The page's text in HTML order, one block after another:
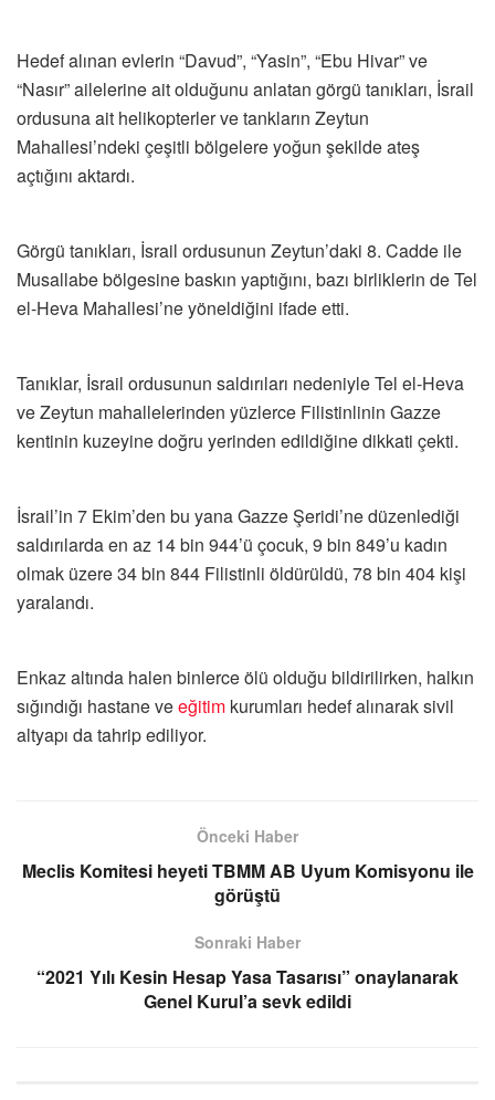
Hedef alınan evlerin “Davud”, “Yasin”, “Ebu Hivar” ve
“Nasır” ailelerine ait olduğunu anlatan görgü tanıkları, İsrail
ordusuna ait helikopterler ve tankların Zeytun
Mahallesi’ndeki çeşitli bölgelere yoğun şekilde ateş
açtığını aktardı.
Görgü tanıkları, İsrail ordusunun Zeytun’daki 8. Cadde ile
Musallabe bölgesine baskın yaptığını, bazı birliklerin de Tel
el-Heva Mahallesi’ne yöneldiğini ifade etti.
Tanıklar, İsrail ordusunun saldırıları nedeniyle Tel el-Heva
ve Zeytun mahallelerinden yüzlerce Filistinlinin Gazze
kentinin kuzeyine doğru yerinden edildiğine dikkati çekti.
İsrail’in 7 Ekim’den bu yana Gazze Şeridi’ne düzenlediği
saldırılarda en az 14 bin 944’ü çocuk, 9 bin 849’u kadın
olmak üzere 34 bin 844 Filistinli öldürüldü, 78 bin 404 kişi
yaralandı.
Enkaz altında halen binlerce ölü olduğu bildirilirken, halkın
sığındığı hastane veeğitim kurumları hedef alınarak sivil
altyapı da tahrip ediliyor.
Önceki Haber
Meclis Komitesi heyeti TBMM AB Uyum Komisyonu ile
görüştü
Sonraki Haber
“2021 Yılı Kesin Hesap Yasa Tasarısı” onaylanarak
Genel Kurul’a sevk edildi